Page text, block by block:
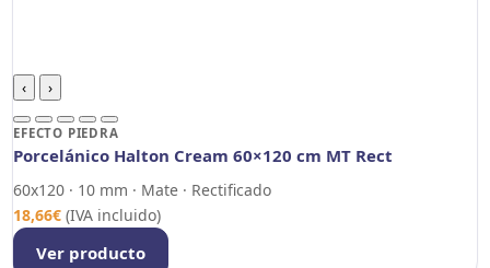
‹ ›
EFECTO PIEDRA
Porcelánico Halton Cream 60×120 cm MT Rect
60x120 · 10 mm · Mate · Rectificado
18,66€ (IVA incluido)
Ver producto